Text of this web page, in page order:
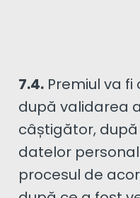
7.4. Premiul va
după validarea
câștigător,
datelor
procesul de